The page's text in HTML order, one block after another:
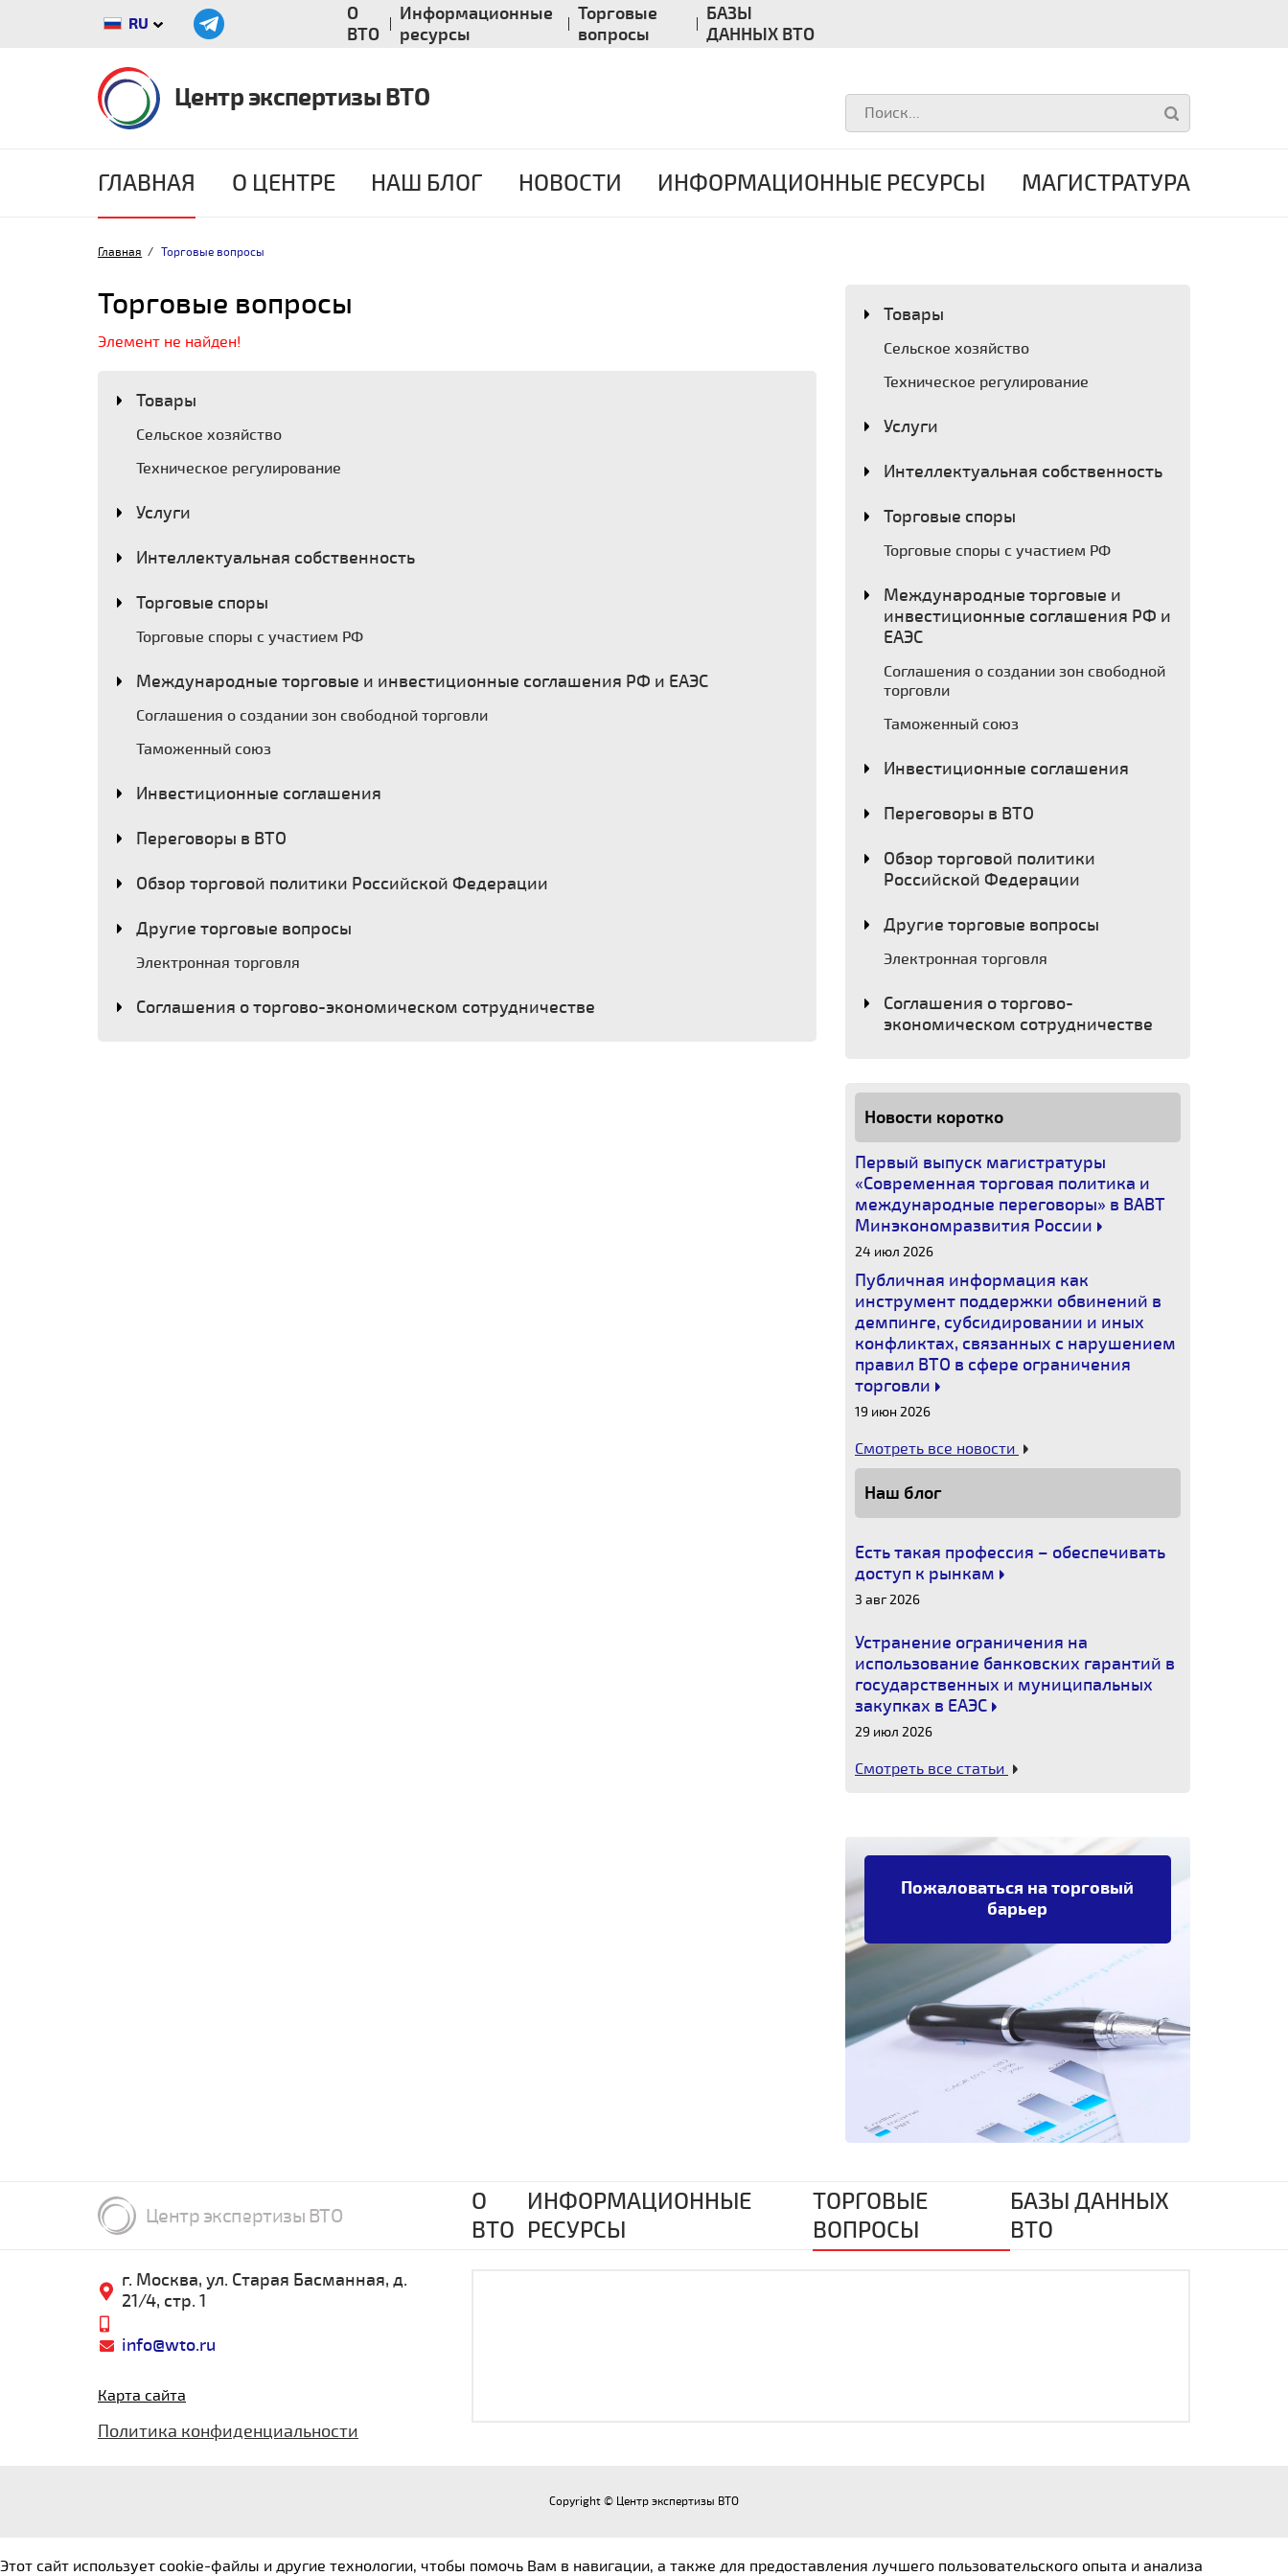
RU
О
ВТО
Информационные
ресурсы
Торговые
вопросы
БАЗЫ
ДАННЫХ ВТО
Центр экспертизы ВТО
ГЛАВНАЯ О ЦЕНТРЕ НАШ БЛОГ НОВОСТИ ИНФОРМАЦИОННЫЕ РЕСУРСЫ МАГИСТРАТУРА
Главная Торговые вопросы
Торговые вопросы
Элемент не найден!
Товары
Сельское хозяйство
Техническое регулирование
Услуги
Интеллектуальная собственность
Торговые споры
Торговые споры с участием РФ
Международные торговые и инвестиционные соглашения РФ и ЕАЭС
Соглашения о создании зон свободной торговли
Таможенный союз
Инвестиционные соглашения
Переговоры в ВТО
Обзор торговой политики Российской Федерации
Другие торговые вопросы
Электронная торговля
Соглашения о торгово-экономическом сотрудничестве
Товары
Сельское хозяйство
Техническое регулирование
Услуги
Интеллектуальная собственность
Торговые споры
Торговые споры с участием РФ
Международные торговые и
инвестиционные соглашения РФ и
ЕАЭС
Соглашения о создании зон свободной
торговли
Таможенный союз
Инвестиционные соглашения
Переговоры в ВТО
Обзор торговой политики
Российской Федерации
Другие торговые вопросы
Электронная торговля
Соглашения о торгово-
экономическом сотрудничестве
Новости коротко
Первый выпуск магистратуры
«Современная торговая политика и
международные переговоры» в ВАВТ
Минэкономразвития России
24 июл 2026
Публичная информация как
инструмент поддержки обвинений в
демпинге, субсидировании и иных
конфликтах, связанных с нарушением
правил ВТО в сфере ограничения
торговли
19 июн 2026
Смотреть все новости
Наш блог
Есть такая профессия – обеспечивать
доступ к рынкам
3 авг 2026
Устранение ограничения на
использование банковских гарантий в
государственных и муниципальных
закупках в ЕАЭС
29 июл 2026
Смотреть все статьи
Пожаловаться на торговый
барьер
Центр экспертизы ВТО
О
ВТО
ИНФОРМАЦИОННЫЕ
РЕСУРСЫ
ТОРГОВЫЕ
ВОПРОСЫ
БАЗЫ ДАННЫХ
ВТО
г. Москва, ул. Старая Басманная, д.
21/4, стр. 1
info@wto.ru
Карта сайта
Политика конфиденциальности
Copyright © Центр экспертизы ВТО
Этот сайт использует cookie-файлы и другие технологии, чтобы помочь Вам в навигации, а также для предоставления лучшего пользовательского опыта и анализа